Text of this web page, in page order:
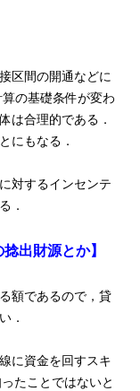
区間の開通などに
の基礎条件が変わ
は合理的である．
にもなる．
対するインセンテ
．
出財源とか】
額であるので，貸
．
に資金を回すスキ
たことではないと